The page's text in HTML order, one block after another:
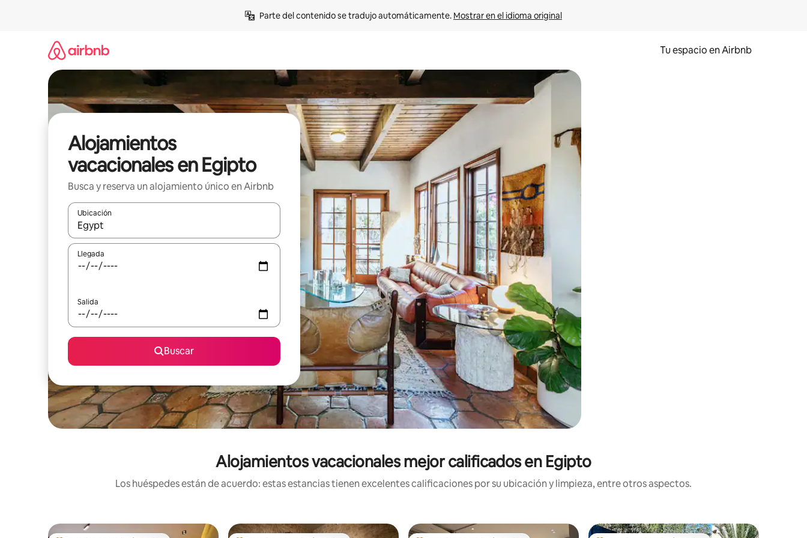
Parte del contenido se tradujo automáticamente. Mostrar en el idioma original
Tu espacio en Airbnb
Alojamientos
vacacionales en Egipto
Busca y reserva un alojamiento único en Airbnb
Ubicación
Cuando los resultados estén disponibles, podrás navegar usando las teclas de las flechas hacia arriba y hacia abajo, o bien tocando y deslizando la pantalla.
Llegada
Salida
Buscar
Alojamientos vacacionales mejor calificados en Egipto
Los huéspedes están de acuerdo: estas estancias tienen excelentes calificaciones por su ubicación y limpieza, entre otros aspectos.